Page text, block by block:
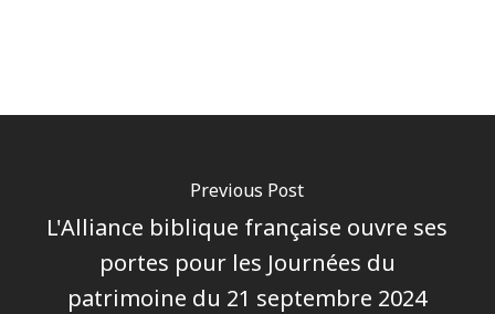
Previous Post
L'Alliance biblique française ouvre ses
portes pour les Journées du
patrimoine du 21 septembre 2024